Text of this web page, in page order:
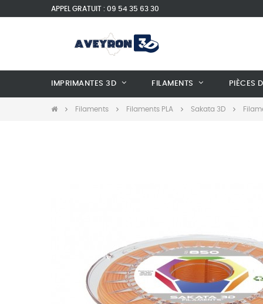
APPEL GRATUIT : 09 54 35 63 30
IMPRIMANTES 3D FILAMENTS PIÈCES
Filaments Filaments PLA Sakata 3D